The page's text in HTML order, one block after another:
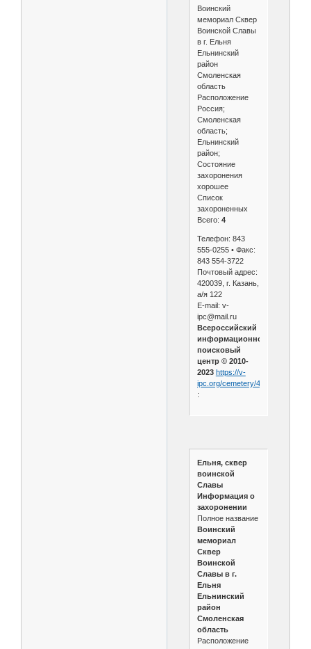
Воинский
мемориал Сквер
Воинской Славы
в г. Ельня
Ельнинский
район
Смоленская
область
Расположение
Россия;
Смоленская
область;
Ельнинский
район;
Состояние
захоронения
хорошее
Список
захороненных
Всего: 4
Телефон: 843
555-0255 • Факс:
843 554-3722
Почтовый адрес:
420039, г. Казань,
а/я 122
E-mail: v-
ipc@mail.ru
Всероссийский
информационно-
поисковый
центр © 2010-
2023 https://v-
ipc.org/cemetery/471
:
Ельня, сквер
воинской
Славы
Информация о
захоронении
Полное название
Воинский
мемориал
Сквер
Воинской
Славы в г.
Ельня
Ельнинский
район
Смоленская
область
Расположение